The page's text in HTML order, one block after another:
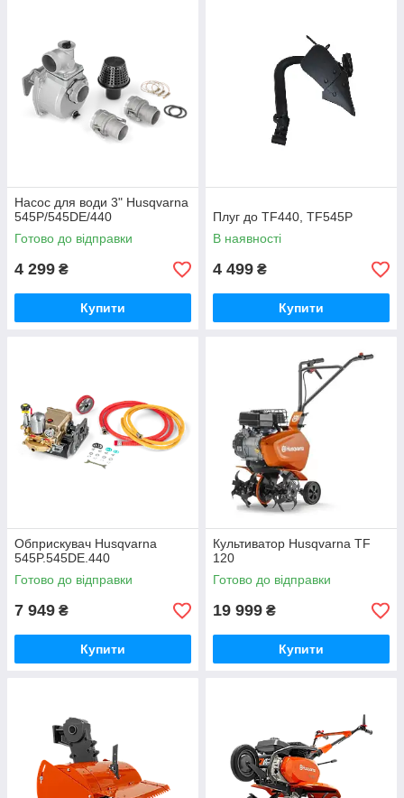
Насос для води 3" Husqvarna
545P/545DE/440
Готово до відправки
4 299 ₴
Купити
Плуг до TF440, TF545P
В наявності
4 499 ₴
Купити
Обприскувач Husqvarna
545P.545DE.440
Готово до відправки
7 949 ₴
Купити
Культиватор Husqvarna TF
120
Готово до відправки
19 999 ₴
Купити